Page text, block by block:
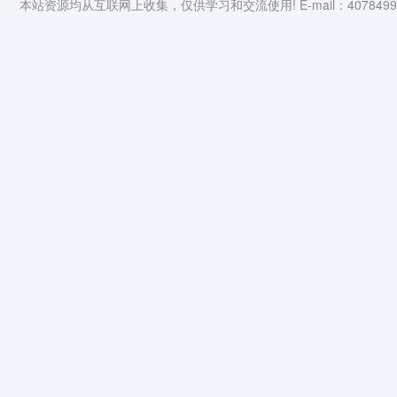
本站资源均从互联网上收集，仅供学习和交流使用! E-mail：